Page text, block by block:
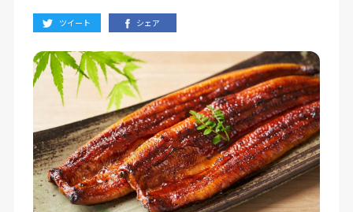
ツイート シェア